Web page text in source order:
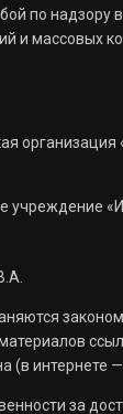
по надзору
и массовых
организация
учреждение
(в интернете
за